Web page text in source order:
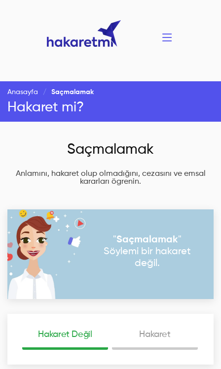
Anasayfa Saçmalamak
Hakaret mi?
Saçmalamak
Anlamını, hakaret olup olmadığını, cezasını ve emsal
kararları ögrenin.
"Saçmalamak"
Söylemi bir hakaret
değil.
Hakaret Değil Hakaret